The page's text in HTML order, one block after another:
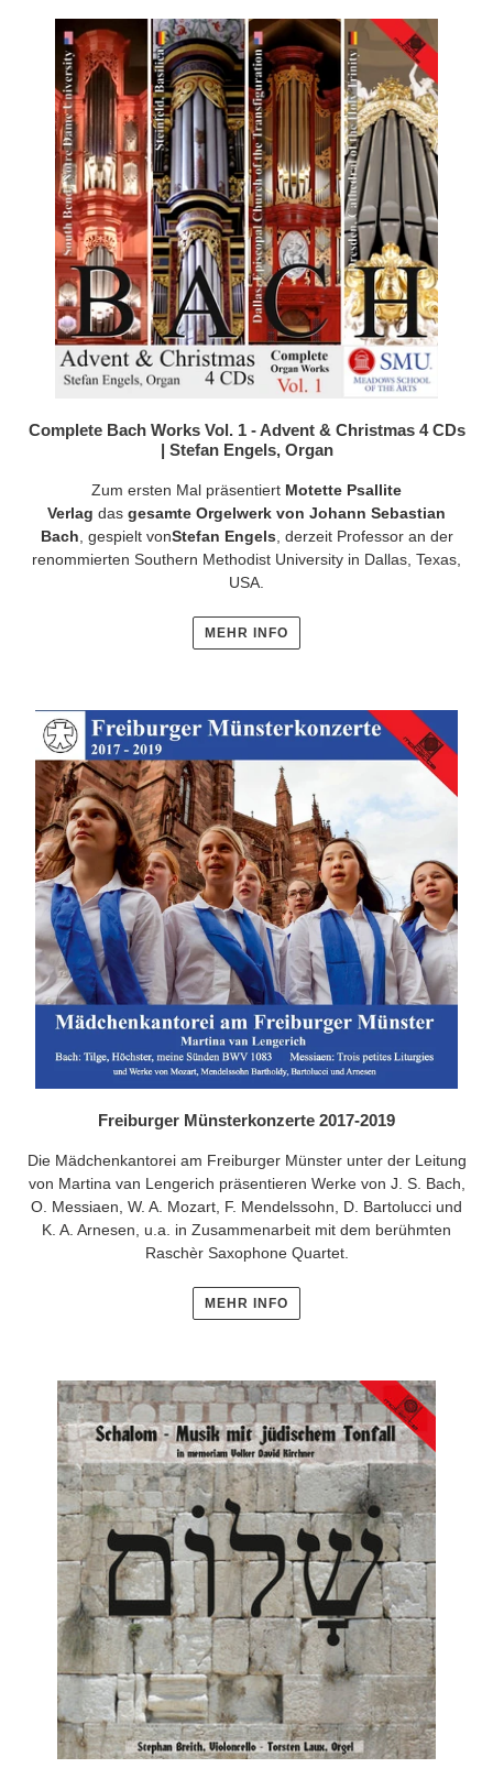
Complete Bach Works Vol. 1 - Advent & Christmas 4 CDs
| Stefan Engels, Organ
Zum ersten Mal präsentiert Motette Psallite
Verlag das gesamte Orgelwerk von Johann Sebastian
Bach , gespielt vonStefan Engels , derzeit Professor an der
renommierten Southern Methodist University in Dallas, Texas,
USA.
MEHR INFO
Freiburger Münsterkonzerte 2017-2019
Die Mädchenkantorei am Freiburger Münster unter der Leitung
von Martina van Lengerich präsentieren Werke von J. S. Bach,
O. Messiaen, W. A. Mozart, F. Mendelssohn, D. Bartolucci und
K. A. Arnesen, u.a. in Zusammenarbeit mit dem berühmten
Raschèr Saxophone Quartet.
MEHR INFO